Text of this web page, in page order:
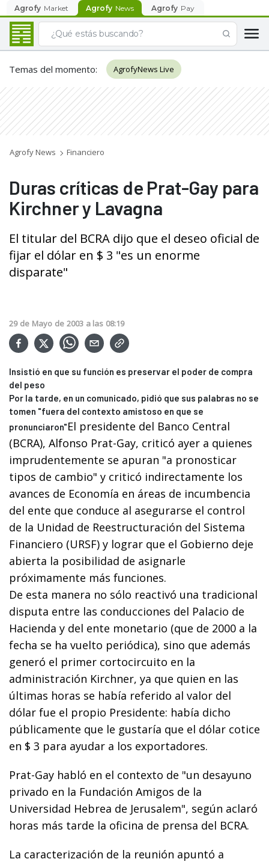
Agrofy Market Agrofy News Agrofy Pay
Temas del momento: AgrofyNews Live
Agrofy News Financiero
Duras críticas de Prat-Gay para
Kirchner y Lavagna
El titular del BCRA dijo que el deseo oficial de
fijar el dólar en $ 3 "es un enorme
disparate"
29 de Mayo de 2003 a las 08:19
Insistió en que su función es preservar el poder de compra
del peso
Por la tarde, en un comunicado, pidió que sus palabras no se
tomen "fuera del contexto amistoso en que se
pronunciaron"El presidente del Banco Central
(BCRA), Alfonso Prat-Gay, criticó ayer a quienes
imprudentemente se apuran "a pronosticar
tipos de cambio" y criticó indirectamente los
avances de Economía en áreas de incumbencia
del ente que conduce al asegurarse el control
de la Unidad de Reestructuración del Sistema
Financiero (URSF) y lograr que el Gobierno deje
abierta la posibilidad de asignarle
próximamente más funciones.
De esta manera no sólo reactivó una tradicional
disputa entre las conducciones del Palacio de
Hacienda y del ente monetario (que de 2000 a la
fecha se ha vuelto periódica), sino que además
generó el primer cortocircuito en la
administración Kirchner, ya que quien en las
últimas horas se había referido al valor del
dólar fue el propio Presidente: había dicho
públicamente que le gustaría que el dólar cotice
en $ 3 para ayudar a los exportadores.
Prat-Gay habló en el contexto de "un desayuno
privado en la Fundación Amigos de la
Universidad Hebrea de Jerusalem", según aclaró
horas más tarde la oficina de prensa del BCRA.
La caracterización de la reunión apuntó a